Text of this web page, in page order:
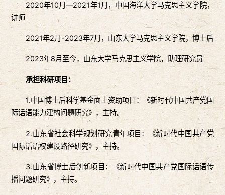
2020年10月—2021年1月，中国海洋大学马克思主义学院，
讲师
2021年2月-2023年7月，山东大学马克思主义学院，博士后
2023年8月至今，山东大学马克思主义学院，助理研究员
承担科研项目：
1.中国博士后科学基金面上资助项目：《新时代中国共产党国
际话语能力建构问题研究》，主持。
2.山东省社会科学规划研究青年项目：《新时代中国共产党
国际话语权建设路径研究》，主持。
3.山东省博士后创新项目：《新时代中国共产党国际话语传
播问题研究》，主持。